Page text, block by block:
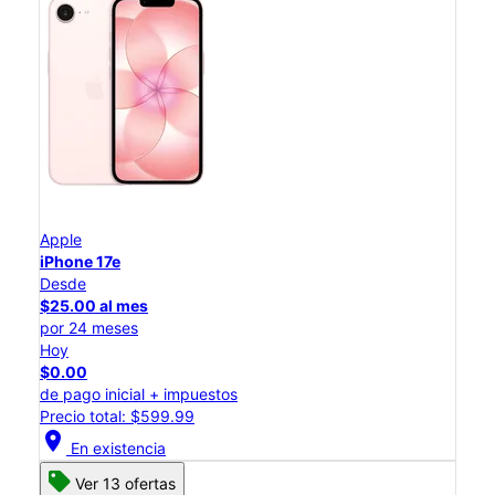
Apple
iPhone 17e
Desde
$25.00 al mes
por 24 meses
Hoy
$0.00
de pago inicial + impuestos
Precio total: $599.99
location_on En existencia
Ver 13 ofertas